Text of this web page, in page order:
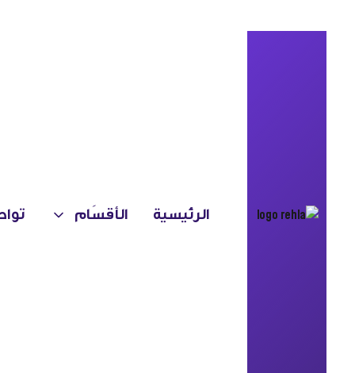
الرئيسية الأقسَام REX